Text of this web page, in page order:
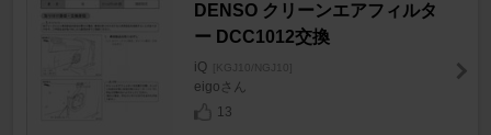
DENSO クリーンエアフィルタ
ー DCC1012交換
iQ [KGJ10/NGJ10]
eigoさん
13